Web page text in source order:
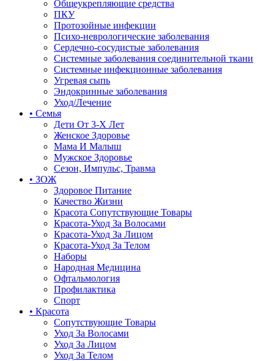
Общеукрепляющие средства
ПКУ
Протозойные инфекции
Психо-неврологические заболевания
Сердечно-сосудистые заболевания
Системные заболевания соединительной ткани
Системные инфекционные заболевания
Угревая сыпь
Эндокринные заболевания
Уход/Лечение
• Семья
Дети От 3-Х Лет
Женское Здоровье
Мама И Малыш
Мужское Здоровье
Сезон, Импульс, Травма
• ЗОЖ
Здоровое Питание
Качество Жизни
Красота Сопутствующие Товары
Красота-Уход За Волосами
Красота-Уход За Лицом
Красота-Уход За Телом
Наборы
Народная Медицина
Офтальмология
Профилактика
Спорт
• Красота
Сопутствующие Товары
Уход За Волосами
Уход За Лицом
Уход За Телом